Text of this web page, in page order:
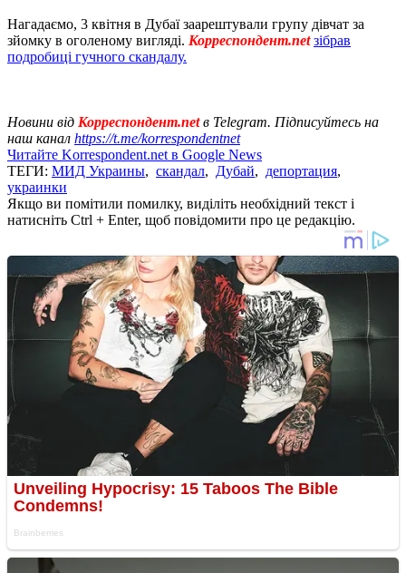
Нагадаємо, 3 квітня в Дубаї заарештували групу дівчат за
зйомку в оголеному вигляді. Корреспондент.net зібрав
подробиці гучного скандалу.
Новини від Корреспондент.netв Telegram. Підписуйтесь на
наш канал https://t.me/korrespondentnet
Читайте Korrespondent.net в Google News
ТЕГИ: МИД Украины, скандал, Дубай, депортация,
украинки
Якщо ви помітили помилку, виділіть необхідний текст і
натисніть Ctrl + Enter, щоб повідомити про це редакцію.